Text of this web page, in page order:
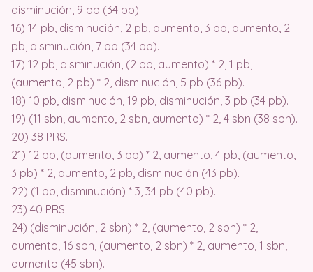
disminución, 9 pb (34 pb).
16) 14 pb, disminución, 2 pb, aumento, 3 pb, aumento, 2
pb, disminución, 7 pb (34 pb).
17) 12 pb, disminución, (2 pb, aumento) * 2, 1 pb,
(aumento, 2 pb) * 2, disminución, 5 pb (36 pb).
18) 10 pb, disminución, 19 pb, disminución, 3 pb (34 pb).
19) (11 sbn, aumento, 2 sbn, aumento) * 2, 4 sbn (38 sbn).
20) 38 PRS.
21) 12 pb, (aumento, 3 pb) * 2, aumento, 4 pb, (aumento,
3 pb) * 2, aumento, 2 pb, disminución (43 pb).
22) (1 pb, disminución) * 3, 34 pb (40 pb).
23) 40 PRS.
24) (disminución, 2 sbn) * 2, (aumento, 2 sbn) * 2,
aumento, 16 sbn, (aumento, 2 sbn) * 2, aumento, 1 sbn,
aumento (45 sbn).